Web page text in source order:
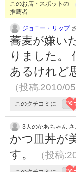
このお店・スポットの
推薦者
ジョニー・リップ
蕎麦が嫌い
りました。
あるけれど
（投稿:2010/
このクチコミに
3人のかあちゃん さ
かつ皿丼が
す。
（投稿